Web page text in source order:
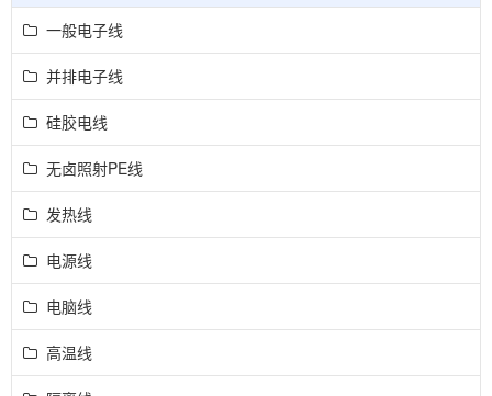
一般电子线
并排电子线
硅胶电线
无卤照射PE线
发热线
电源线
电脑线
高温线